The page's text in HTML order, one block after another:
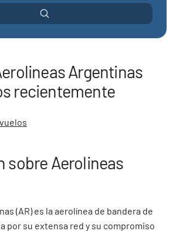
Argentinas
recientemente
sobre Aerolineas
(AR) es la aerolínea de bandera de
por su extensa red y su compromiso